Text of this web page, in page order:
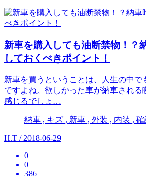
新車を購入しても油断禁物！？
しておくべきポイント！
新車を買うということは、人生の中で
ですよね。欲しかった車が納車される
感じるでしょ…
納車 , キズ , 新車 , 外装 , 内装 ,
H.T / 2018-06-29
0
0
386